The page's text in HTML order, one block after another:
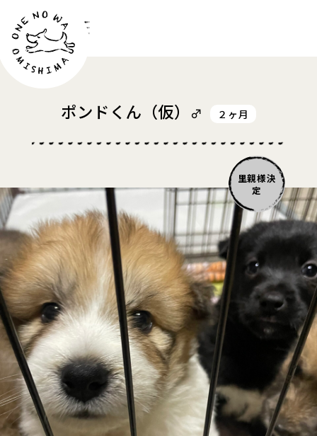
お問い合わせ
ポンドくん （仮） ♂ ２ヶ月
里親様決
定